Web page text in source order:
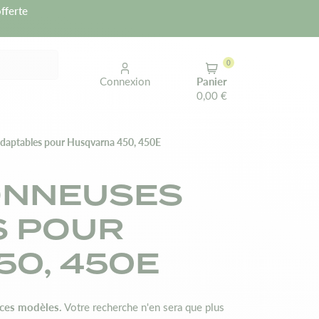
Connexion
Panier
0,00 €
0
pour Husqvarna 450, 450E
POUR
450E
modèles. Votre recherche n'en sera que plus